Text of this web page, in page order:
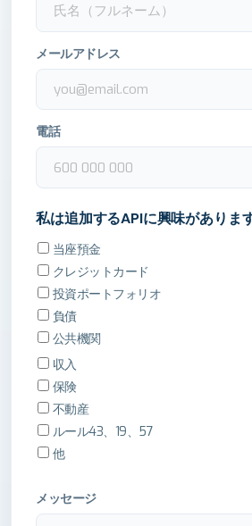
メールアドレス
電話
私は追加するAPIに興味がありま
当座預金
クレジットカード
投資ポートフォリオ
負債
公共機関
収入
保険
不動産
ルール43、19、57
他
メッセージ